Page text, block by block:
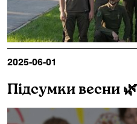
2025-06-01
Підсумки весни 🌿